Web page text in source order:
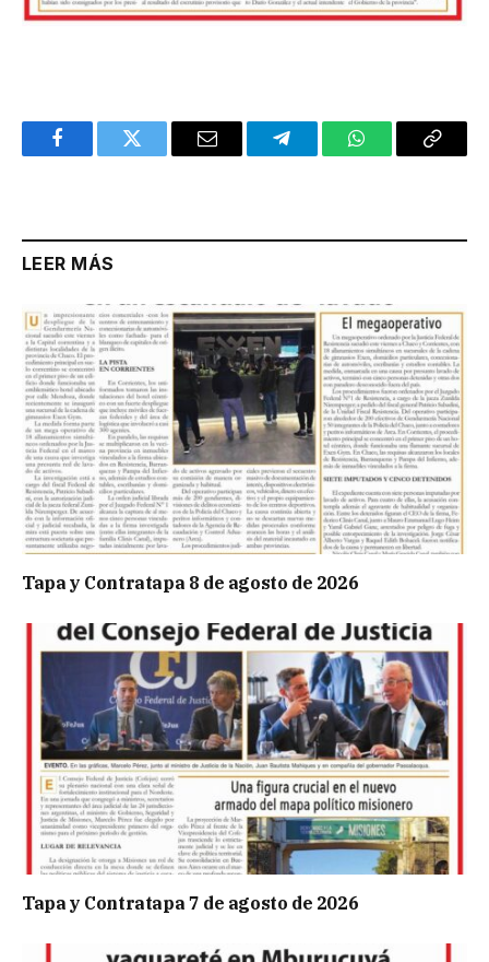
FacebookTwitter Email TelegramWhatsAppCopy
LEER MÁS
Tapa y Contratapa 8 de agosto de 2026
Tapa y Contratapa 7 de agosto de 2026